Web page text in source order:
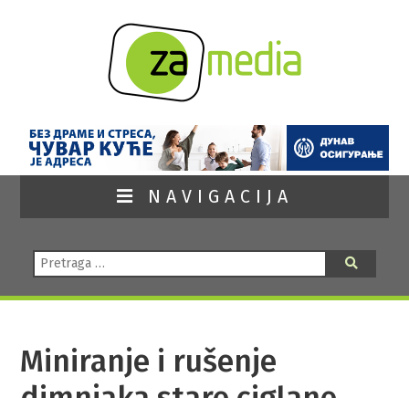
NAVIGACIJA
Pretraga:
Miniranje i rušenje